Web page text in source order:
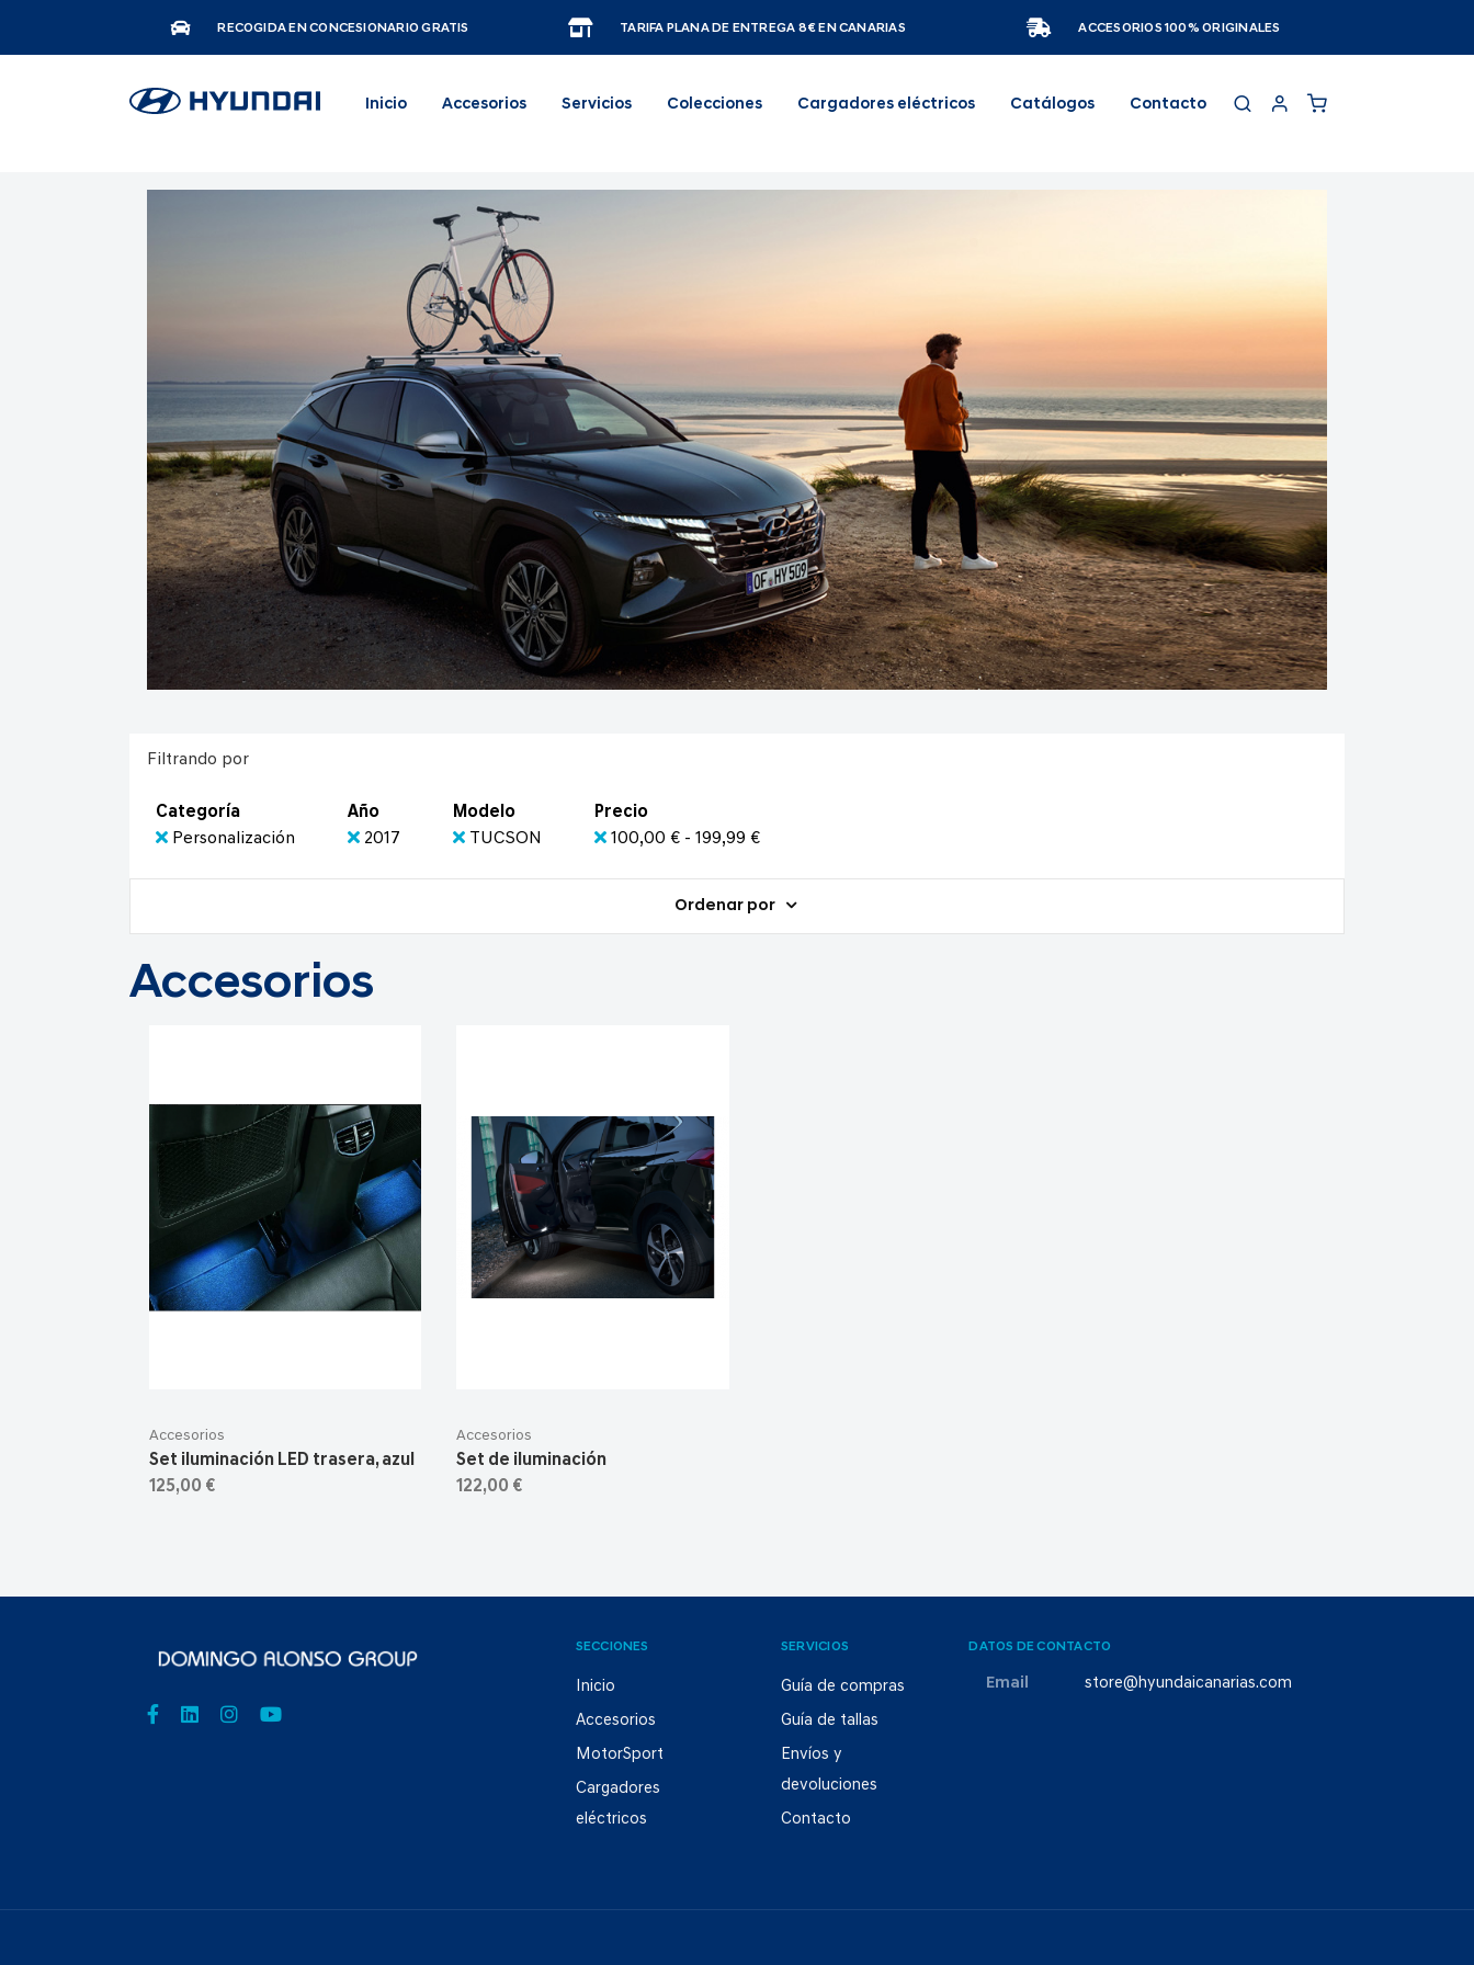
RECOGIDA EN CONCESIONARIO GRATIS TARIFA PLANA DE ENTREGA 8€ EN CANARIAS ACCESORIOS 100% ORIGINALES
Inicio Accesorios Servicios Colecciones Cargadores eléctricos Catálogos Contacto
Filtrando por
Categoría
Personalización
Año
2017
Modelo
TUCSON
Precio
100,00 € - 199,99 €
Ordenar por
Accesorios
Accesorios
Set iluminación LED trasera, azul
125,00 €
Accesorios
Set de iluminación
122,00 €
SECCIONES
Inicio
Accesorios
MotorSport
Cargadores
eléctricos
SERVICIOS
Guía de compras
Guía de tallas
Envíos y
devoluciones
Contacto
DATOS DE CONTACTO
Email store@hyundaicanarias.com